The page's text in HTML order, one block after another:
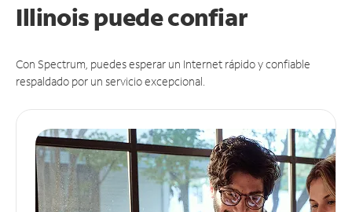
Illinois puedeconfiar
Con Spectrum, puedes esperar un Internet rápido y confiable
respaldado por un servicio excepcional.